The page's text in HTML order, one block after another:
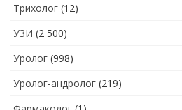
Трихолог (12)
УЗИ (2 500)
Уролог (998)
Уролог-андролог (219)